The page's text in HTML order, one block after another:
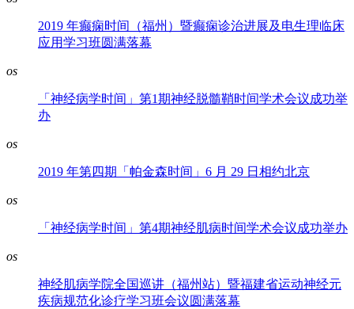
2019 年癫痫时间（福州）暨癫痫诊治进展及电生理临床
应用学习班圆满落幕
os
「神经病学时间」第1期神经脱髓鞘时间学术会议成功举
办
os
2019 年第四期「帕金森时间」6 月 29 日相约北京
os
「神经病学时间」第4期神经肌病时间学术会议成功举办
os
神经肌病学院全国巡讲（福州站）暨福建省运动神经元
疾病规范化诊疗学习班会议圆满落幕